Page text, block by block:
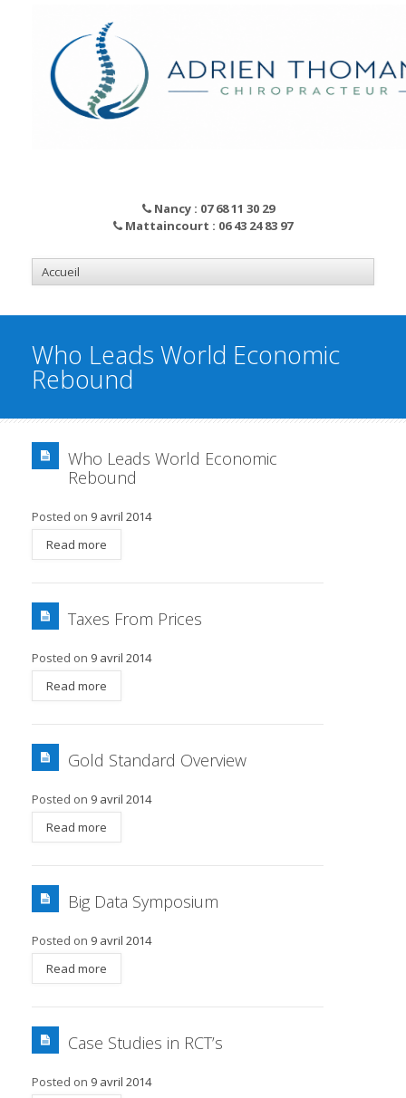
Nancy : 07 68 11 30 29
Mattaincourt : 06 43 24 83 97
Who Leads World Economic
Rebound
Who Leads World Economic
Rebound
Posted on 9 avril 2014
Read more
Taxes From Prices
Posted on 9 avril 2014
Read more
Gold Standard Overview
Posted on 9 avril 2014
Read more
Big Data Symposium
Posted on 9 avril 2014
Read more
Case Studies in RCT’s
Posted on 9 avril 2014